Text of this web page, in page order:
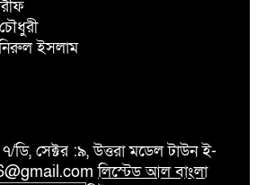
ইসলাম
সেক্টর :৯, উত্তরা মডেল টাউন ই-
লিস্টেড আল বাংলা